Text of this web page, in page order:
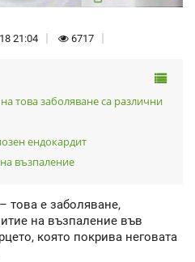
21:04 6717
това заболяване са различни
ендокардит
възпаление
това е заболяване,
на възпаление във
която покрива неговата